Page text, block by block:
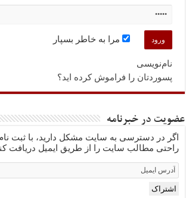
مرا به خاطر بسپار
نام‌نویسی
پسوردتان را فراموش کرده اید؟
عضویت در خبرنامه
اگر در دسترسی به سایت مشکل دارید، با ثبت نام
راحتی مطالب سایت را از طریق ایمیل دریافت
Email
Subscription
اشتراک